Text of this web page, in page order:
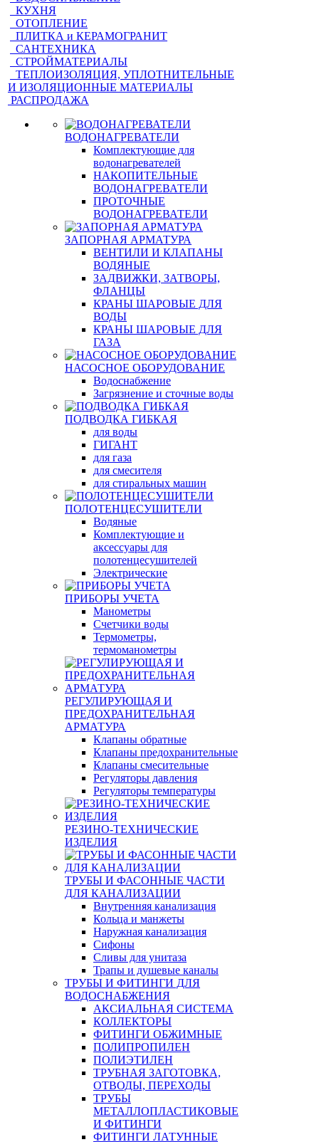
КУХНЯ
ОТОПЛЕНИЕ
ПЛИТКА и КЕРАМОГРАНИТ
САНТЕХНИКА
СТРОЙМАТЕРИАЛЫ
ТЕПЛОИЗОЛЯЦИЯ, УПЛОТНИТЕЛЬНЫЕ
И ИЗОЛЯЦИОННЫЕ МАТЕРИАЛЫ
РАСПРОДАЖА
ВОДОНАГРЕВАТЕЛИ
Комплектующие для
водонагревателей
НАКОПИТЕЛЬНЫЕ
ВОДОНАГРЕВАТЕЛИ
ПРОТОЧНЫЕ
ВОДОНАГРЕВАТЕЛИ
ЗАПОРНАЯ АРМАТУРА
ВЕНТИЛИ И КЛАПАНЫ
ВОДЯНЫЕ
ЗАДВИЖКИ, ЗАТВОРЫ,
ФЛАНЦЫ
КРАНЫ ШАРОВЫЕ ДЛЯ
ВОДЫ
КРАНЫ ШАРОВЫЕ ДЛЯ
ГАЗА
НАСОСНОЕ ОБОРУДОВАНИЕ
Водоснабжение
Загрязнение и сточные воды
ПОДВОДКА ГИБКАЯ
для воды
ГИГАНТ
для газа
для смесителя
для стиральных машин
ПОЛОТЕНЦЕСУШИТЕЛИ
Водяные
Комплектующие и
аксессуары для
полотенцесушителей
Электрические
ПРИБОРЫ УЧЕТА
Манометры
Счетчики воды
Термометры,
термоманометры
РЕГУЛИРУЮЩАЯ И
ПРЕДОХРАНИТЕЛЬНАЯ
АРМАТУРА
Клапаны обратные
Клапаны предохранительные
Клапаны смесительные
Регуляторы давления
Регуляторы температуры
РЕЗИНО-ТЕХНИЧЕСКИЕ
ИЗДЕЛИЯ
ТРУБЫ И ФАСОННЫЕ ЧАСТИ
ДЛЯ КАНАЛИЗАЦИИ
Внутренняя канализация
Кольца и манжеты
Наружная канализация
Сифоны
Сливы для унитаза
Трапы и душевые каналы
ТРУБЫ И ФИТИНГИ ДЛЯ
ВОДОСНАБЖЕНИЯ
АКСИАЛЬНАЯ СИСТЕМА
КОЛЛЕКТОРЫ
ФИТИНГИ ОБЖИМНЫЕ
ПОЛИПРОПИЛЕН
ПОЛИЭТИЛЕН
ТРУБНАЯ ЗАГОТОВКА,
ОТВОДЫ, ПЕРЕХОДЫ
ТРУБЫ
МЕТАЛЛОПЛАСТИКОВЫЕ
И ФИТИНГИ
ФИТИНГИ ЛАТУННЫЕ